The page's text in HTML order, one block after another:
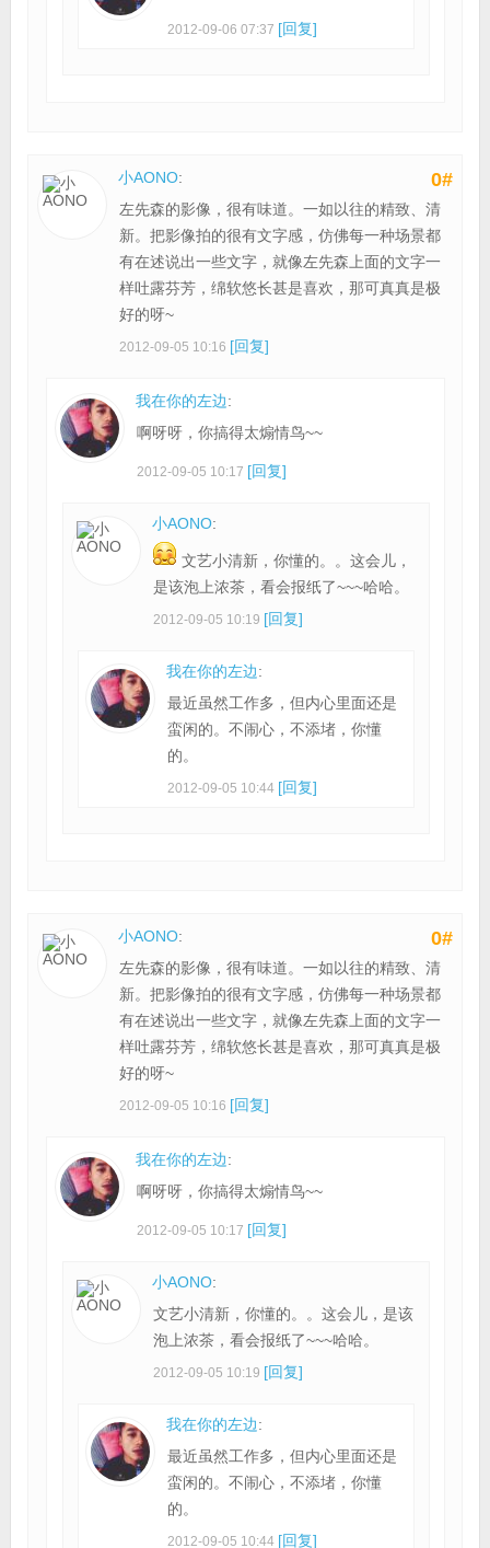
2012-09-06 07:37 [回复]
0#
小AONO:
左先森的影像，很有味道。一如以往的精致、清
新。把影像拍的很有文字感，仿佛每一种场景都
有在述说出一些文字，就像左先森上面的文字一
样吐露芬芳，绵软悠长甚是喜欢，那可真真是极
好的呀~
2012-09-05 10:16 [回复]
我在你的左边:
啊呀呀，你搞得太煽情鸟~~
2012-09-05 10:17 [回复]
小AONO:
文艺小清新，你懂的。。这会儿，
是该泡上浓茶，看会报纸了~~~哈哈。
2012-09-05 10:19 [回复]
我在你的左边:
最近虽然工作多，但内心里面还是
蛮闲的。不闹心，不添堵，你懂
的。
2012-09-05 10:44 [回复]
0#
小AONO:
左先森的影像，很有味道。一如以往的精致、清
新。把影像拍的很有文字感，仿佛每一种场景都
有在述说出一些文字，就像左先森上面的文字一
样吐露芬芳，绵软悠长甚是喜欢，那可真真是极
好的呀~
2012-09-05 10:16 [回复]
我在你的左边:
啊呀呀，你搞得太煽情鸟~~
2012-09-05 10:17 [回复]
小AONO:
文艺小清新，你懂的。。这会儿，是该
泡上浓茶，看会报纸了~~~哈哈。
2012-09-05 10:19 [回复]
我在你的左边:
最近虽然工作多，但内心里面还是
蛮闲的。不闹心，不添堵，你懂
的。
2012-09-05 10:44 [回复]